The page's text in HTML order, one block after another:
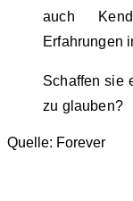
auch
Erfahrungen
Schaffen sie
zu glauben?
Quelle: Forever